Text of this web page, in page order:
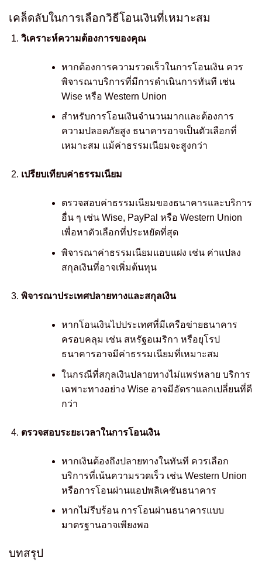
เคล็ดลับในการเลือกวิธีโอนเงินที่เหมาะสม
วิเคราะห์ความต้องการของคุณ
หากต้องการความรวดเร็วในการโอนเงิน ควร
พิจารณาบริการที่มีการดำเนินการทันที เช่น
Wise หรือ Western Union
สำหรับการโอนเงินจำนวนมากและต้องการ
ความปลอดภัยสูง ธนาคารอาจเป็นตัวเลือกที่
เหมาะสม แม้ค่าธรรมเนียมจะสูงกว่า
เปรียบเทียบค่าธรรมเนียม
ตรวจสอบค่าธรรมเนียมของธนาคารและบริการ
อื่น ๆ เช่น Wise, PayPal หรือ Western Union
เพื่อหาตัวเลือกที่ประหยัดที่สุด
พิจารณาค่าธรรมเนียมแอบแฝง เช่น ค่าแปลง
สกุลเงินที่อาจเพิ่มต้นทุน
พิจารณาประเทศปลายทางและสกุลเงิน
หากโอนเงินไปประเทศที่มีเครือข่ายธนาคาร
ครอบคลุม เช่น สหรัฐอเมริกา หรือยุโรป
ธนาคารอาจมีค่าธรรมเนียมที่เหมาะสม
ในกรณีที่สกุลเงินปลายทางไม่แพร่หลาย บริการ
เฉพาะทางอย่าง Wise อาจมีอัตราแลกเปลี่ยนที่ดี
กว่า
ตรวจสอบระยะเวลาในการโอนเงิน
หากเงินต้องถึงปลายทางในทันที ควรเลือก
บริการที่เน้นความรวดเร็ว เช่น Western Union
หรือการโอนผ่านแอปพลิเคชันธนาคาร
หากไม่รีบร้อน การโอนผ่านธนาคารแบบ
มาตรฐานอาจเพียงพอ
บทสรุป